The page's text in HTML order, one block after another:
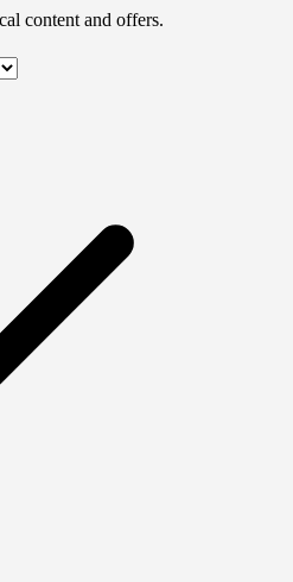
content and offers.